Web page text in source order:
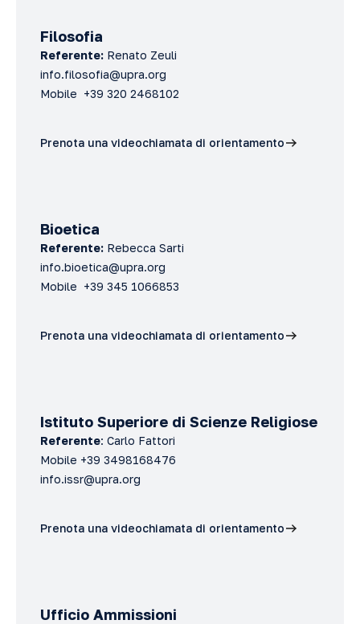
Filosofia
Referente: Renato Zeuli
info.filosofia@upra.org
Mobile +39 320 2468102
Prenota una videochiamata di orientamento
Bioetica
Referente: Rebecca Sarti
info.bioetica@upra.org
Mobile +39 345 1066853
Prenota una videochiamata di orientamento
Istituto Superiore di Scienze Religiose
Referente: Carlo Fattori
Mobile +39 3498168476
info.issr@upra.org
Prenota una videochiamata di orientamento
Ufficio Ammissioni